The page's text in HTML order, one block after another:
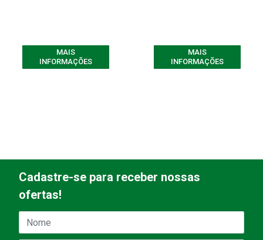
MAIS
INFORMAÇÕES
MAIS
INFORMAÇÕES
Cadastre-se para receber nossas
ofertas!